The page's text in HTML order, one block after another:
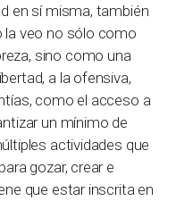
en sí misma, también
la veo no sólo como
sino como una
a la ofensiva,
como el acceso a
un mínimo de
actividades que
gozar, crear e
que estar inscrita en